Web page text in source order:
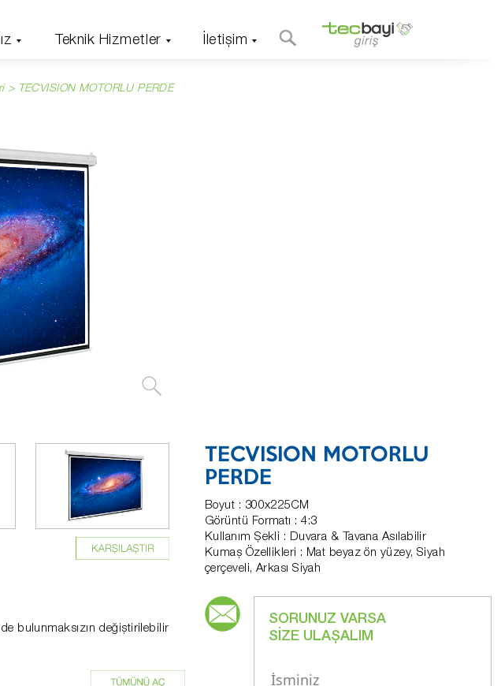
Teknik Hizmetler İletişim
> TECVISION MOTORLU PERDE
bulunmaksızın değiştirilebilir
TECVISION MOTORLU
PERDE
Boyut : 300x225CM
Görüntü Formatı : 4:3
Kullanım Şekli : Duvara & Tavana Asılabilir
Kumaş Özellikleri : Mat beyaz ön yüzey, Siyah
çerçeveli, Arkası Siyah
SORUNUZ VARSA
SİZE ULAŞALIM